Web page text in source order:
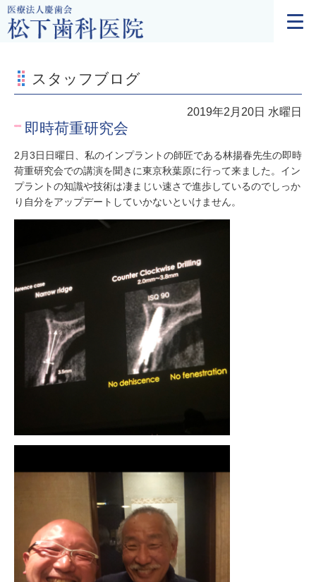
スタッフブログ
2019年2月20日 水曜日
即時荷重研究会
2月3日日曜日、私のインプラントの師匠である林揚春先生の即時
荷重研究会での講演を聞きに東京秋葉原に行って来ました。イン
プラントの知識や技術は凄まじい速さで進歩しているのでしっか
り自分をアップデートしていかないといけません。